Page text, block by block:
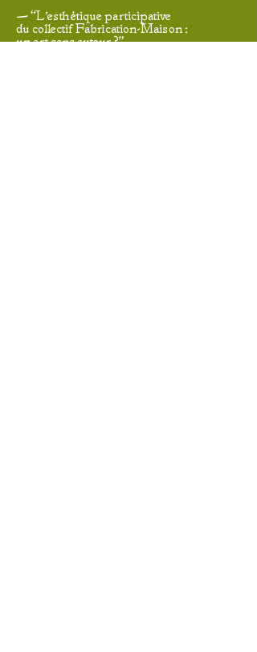
— “L'esthétique participative
du collectif Fabrication-Maison :
un art sans auteur ?"